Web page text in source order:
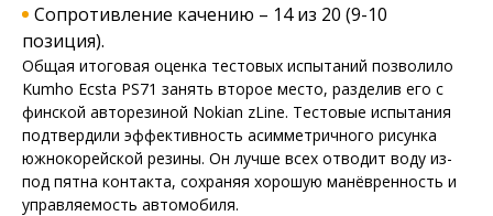
Сопротивление качению – 14 из 20 (9-10
позиция).
Общая итоговая оценка тестовых испытаний позволило
Kumho Ecsta PS71 занять второе место, разделив его с
финской авторезиной Nokian zLine. Тестовые испытания
подтвердили эффективность асимметричного рисунка
южнокорейской резины. Он лучше всех отводит воду из-
под пятна контакта, сохраняя хорошую манёвренность и
управляемость автомобиля.